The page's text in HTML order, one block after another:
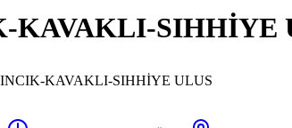
KAVAKLI-SIHHİYE
KAVAKLI-SIHHİYE ULUS